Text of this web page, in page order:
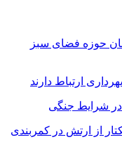
حوزه فضای سبز
نقشه‌های تفکیکی ۵۹ هکتار از ارتش در کمربندی